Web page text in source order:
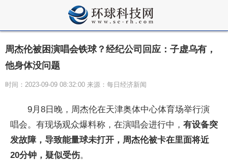
周杰伦被困演唱会铁球？经纪公司回应：子虚乌有，
他身体没问题
时间：2023-09-09 08:32:00 来源：每日经济新闻
9月8日晚，周杰伦在天津奥体中心体育场举行演
唱会。有现场观众爆料称，在演唱会进行中， 有设备突
发故障，导致能量球未打开，周杰伦被卡在里面将近
20分钟，疑似受伤。